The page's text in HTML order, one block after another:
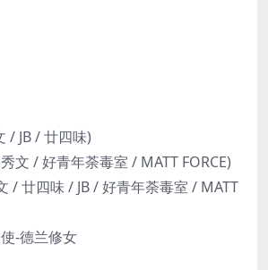
/ JB / 廿四味)
文 / 好青年荼毒室 / MATT FORCE)
/ 廿四味 / JB / 好青年荼毒室 / MATT
-德兰修女